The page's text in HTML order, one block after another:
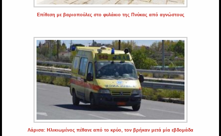
Επίθεση με βαριοπούλες στο φυλάκιο της Πνύκας από αγνώστους
Λάρισα: Ηλικιωμένος πέθανε από το κρύο, τον βρήκαν μετά μία εβδομάδα